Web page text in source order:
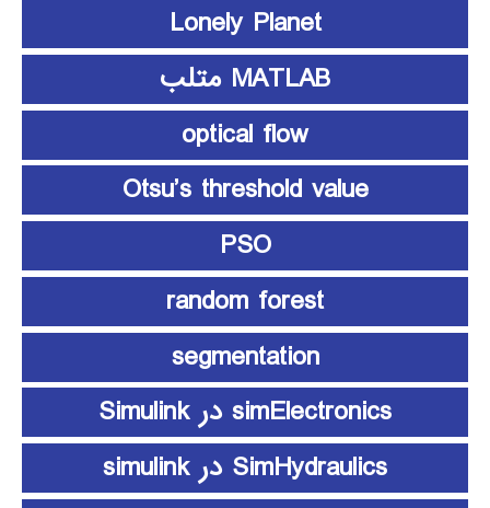
Lonely Planet
MATLAB متلب
optical flow
Otsu’s threshold value
PSO
random forest
segmentation
simElectronics در Simulink
SimHydraulics در simulink